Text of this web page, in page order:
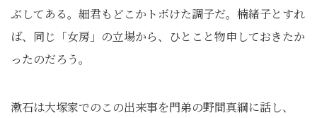
ぶしてある。細君もどこかトボけた調子だ。楠緒子とすれ
ば、同じ「女房」の立場から、ひとこと物申しておきたか
ったのだろう。
漱石は大塚家でのこの出来事を門弟の野間真綱に話し、